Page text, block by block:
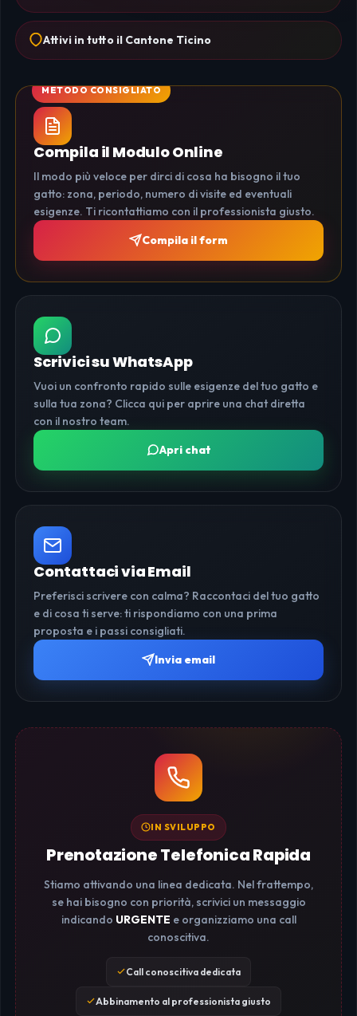
Attivi in tutto il Cantone Ticino
Compila il Modulo Online
Il modo più veloce per dirci di cosa ha bisogno il tuo
gatto: zona, periodo, numero di visite ed eventuali
esigenze. Ti ricontattiamo con il professionista giusto.
Compila il form
Scrivici su WhatsApp
Vuoi un confronto rapido sulle esigenze del tuo gatto e
sulla tua zona? Clicca qui per aprire una chat diretta
con il nostro team.
Apri chat
Contattaci via Email
Preferisci scrivere con calma? Raccontaci del tuo gatto
e di cosa ti serve: ti rispondiamo con una prima
proposta e i passi consigliati.
Invia email
IN SVILUPPO
Prenotazione Telefonica Rapida
Stiamo attivando una linea dedicata. Nel frattempo,
se hai bisogno con priorità, scrivici un messaggio
indicando URGENTE e organizziamo una call
conoscitiva.
Call conoscitiva dedicata
Abbinamento al professionista giusto